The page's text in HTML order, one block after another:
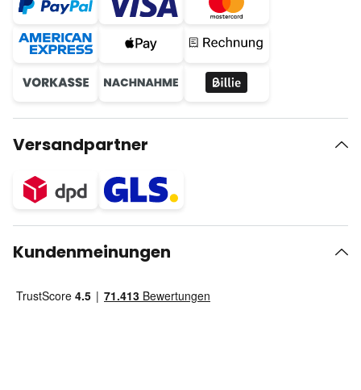
Versandpartner
Kundenmeinungen